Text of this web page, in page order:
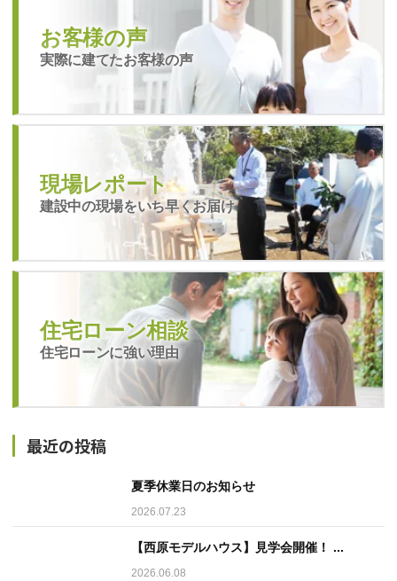
お客様の声
実際に建てたお客様の声
現場レポート
建設中の現場をいち早くお届け
住宅ローン相談
住宅ローンに強い理由
最近の投稿
夏季休業日のお知らせ
2026.07.23
【西原モデルハウス】見学会開催！ ...
2026.06.08